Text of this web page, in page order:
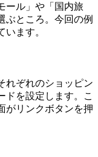
ール」や「国内旅
ぶところ。今回の例
ます。
れぞれのショッピン
ドを設定します。こ
がリンクボタンを押